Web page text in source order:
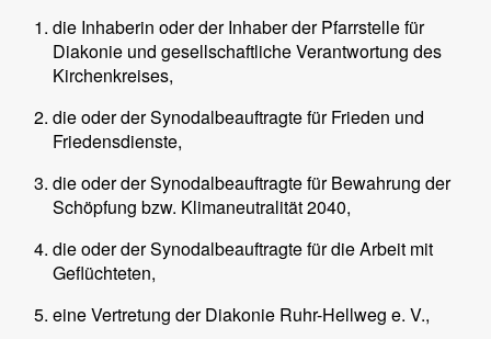
die Inhaberin oder der Inhaber der Pfarrstelle für
Diakonie und gesellschaftliche Verantwortung des
Kirchenkreises,
die oder der Synodalbeauftragte für Frieden und
Friedensdienste,
die oder der Synodalbeauftragte für Bewahrung der
Schöpfung bzw. Klimaneutralität 2040,
die oder der Synodalbeauftragte für die Arbeit mit
Geflüchteten,
eine Vertretung der Diakonie Ruhr-Hellweg e. V.,